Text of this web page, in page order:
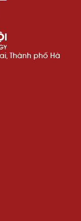
Thành phố Hà